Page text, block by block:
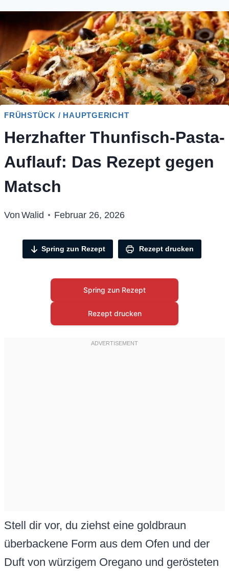
FRÜHSTÜCK / HAUPTGERICHT
Herzhafter Thunfisch-Pasta-
Auflauf: Das Rezept gegen
Matsch
Von Walid Februar 26, 2026
Spring zun Rezept Rezept drucken
Spring zun Rezept
Rezept drucken
Stell dir vor, du ziehst eine goldbraun
überbackene Form aus dem Ofen und der
Duft von würzigem Oregano und gerösteten